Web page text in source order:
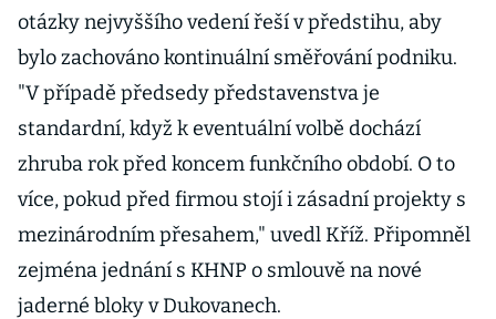
otázky nejvyššího vedení řeší v předstihu, aby
bylo zachováno kontinuální směřování podniku.
"V případě předsedy představenstva je
standardní, když k eventuální volbě dochází
zhruba rok před koncem funkčního období. O to
více, pokud před firmou stojí i zásadní projekty s
mezinárodním přesahem," uvedl Kříž. Připomněl
zejména jednání s KHNP o smlouvě na nové
jaderné bloky v Dukovanech.